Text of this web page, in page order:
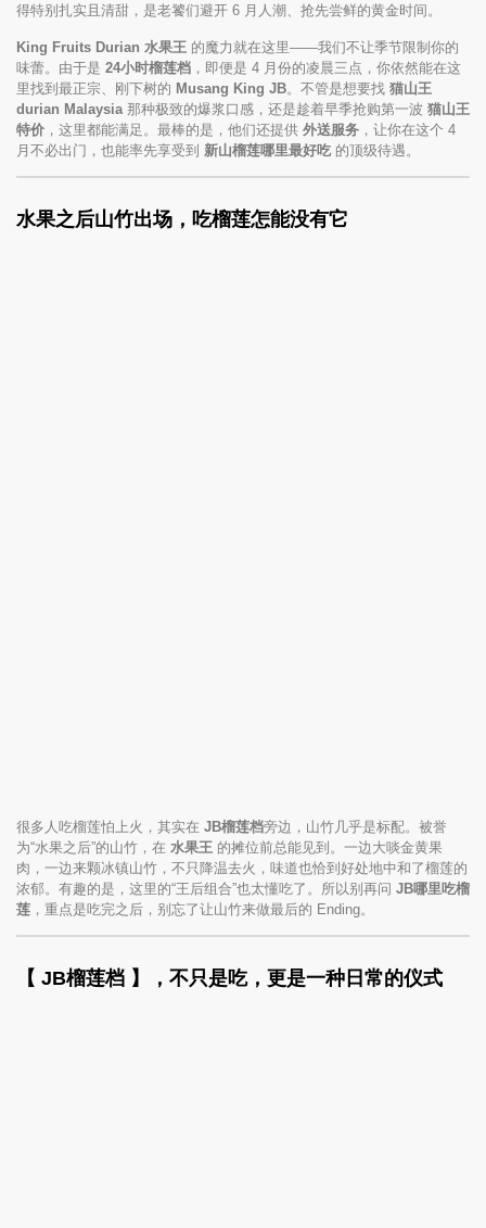
得特别扎实且清甜，是老饕们避开 6 月人潮、抢先尝鲜的黄金时间。
King Fruits Durian 水果王 的魔力就在这里——我们不让季节限制你的
味蕾。由于是 24小时榴莲档 ，即便是 4 月份的凌晨三点，你依然能在这
里找到最正宗、刚下树的 Musang King JB。不管是想要找 猫山王
durian Malaysia 那种极致的爆浆口感，还是趁着早季抢购第一波 猫山王
特价 ，这里都能满足。最棒的是，他们还提供 外送服务 ，让你在这个 4
月不必出门，也能率先享受到 新山榴莲哪里最好吃 的顶级待遇。
水果之后山竹出场，吃榴莲怎能没有它
很多人吃榴莲怕上火，其实在 JB榴莲档旁边，山竹几乎是标配。被誉
为“水果之后”的山竹，在 水果王 的摊位前总能见到。一边大啖金黄果
肉，一边来颗冰镇山竹，不只降温去火，味道也恰到好处地中和了榴莲的
浓郁。有趣的是，这里的“王后组合”也太懂吃了。所以别再问 JB哪里吃榴
莲 ，重点是吃完之后，别忘了让山竹来做最后的 Ending。
【 JB榴莲档 】，不只是吃，更是一种日常的仪式